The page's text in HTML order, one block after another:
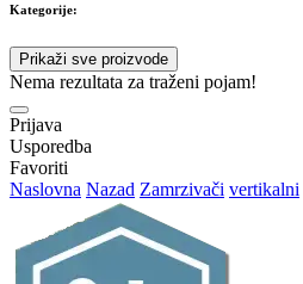
Kategorije:
Prikaži sve proizvode
Nema rezultata za traženi pojam!
Prijava
Usporedba
Favoriti
Naslovna Nazad Zamrzivači vertikalni